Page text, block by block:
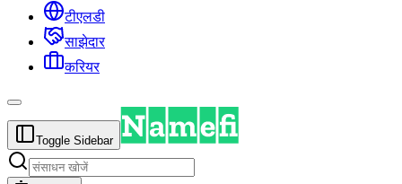
टीएलडी
साझेदार
करियर
Toggle Sidebar